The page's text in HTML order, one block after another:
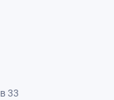
33